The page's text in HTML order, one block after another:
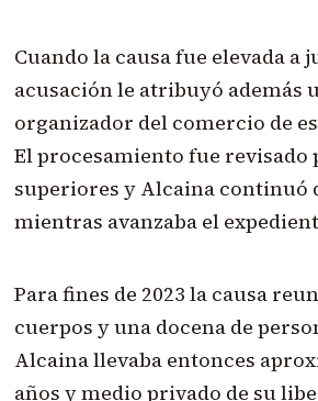
Cuando la causa fue elevada a
acusación le atribuyó además
organizador del comercio de
El procesamiento fue revisado
superiores y Alcaina continuó
mientras avanzaba el
Para fines de 2023 la causa
cuerpos y una docena de
Alcaina llevaba entonces
años y medio privado de su